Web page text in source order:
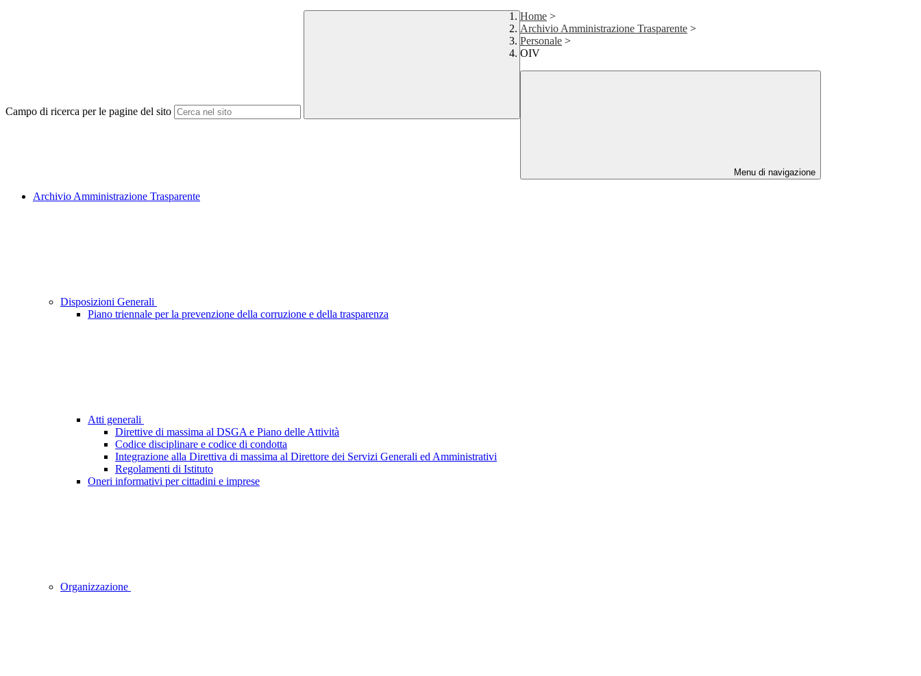
Campo di ricerca per le pagine del sito
Home >
Archivio Amministrazione Trasparente >
Personale >
OIV
Menu di navigazione
Archivio Amministrazione Trasparente
Disposizioni Generali
Piano triennale per la prevenzione della corruzione e della trasparenza
Atti generali
Direttive di massima al DSGA e Piano delle Attività
Codice disciplinare e codice di condotta
Integrazione alla Direttiva di massima al Direttore dei Servizi Generali ed Amministrativi
Regolamenti di Istituto
Oneri informativi per cittadini e imprese
Organizzazione